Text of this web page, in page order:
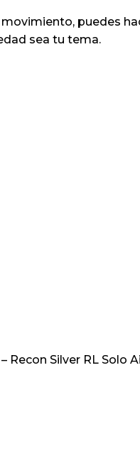
puedes
sea tu tema.
Silver RL Solo